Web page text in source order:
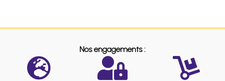
Nos engagements :